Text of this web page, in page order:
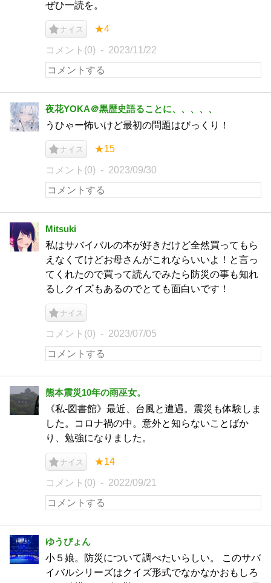
ぜひ一読を。
ナイス ★4
コメント(0) 2023/11/22
夜花YOKA＠黒歴史語ることに、、、、、
うひゃー怖いけど最初の問題はびっくり！
ナイス ★15
コメント(0) 2023/09/30
Mitsuki
私はサバイバルの本が好きだけど全然買ってもら
えなくてけどお母さんがこれならいいよ！と言っ
てくれたので買って読んでみたら防災の事も知れ
るしクイズもあるのでとても面白いです！
ナイス
コメント(0) 2023/07/05
熊本震災10年の雨巫女。
《私-図書館》最近、台風と遭遇。震災も体験しま
した。コロナ禍の中。意外と知らないことばか
り、勉強になりました。
ナイス ★14
コメント(0) 2022/09/21
ゆうぴょん
小５娘。防災について調べたいらしい。 このサバ
イバルシリーズはクイズ形式でなかなかおもしろ